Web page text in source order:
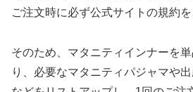
ご注文時に必ず公式サイトの規約を
そのため、マタニティインナーを
り、必要なマタニティパジャマや